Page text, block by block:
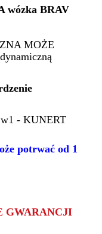
wózka BRAV
MOŻE
potrwać od 1
GWARANCJI